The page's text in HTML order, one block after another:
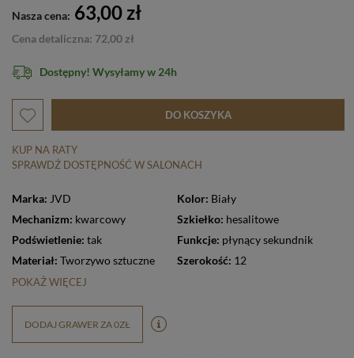
Nasza cena: 63,00 zł
Cena detaliczna: 72,00 zł
Dostępny! Wysyłamy w 24h
DO KOSZYKA
KUP NA RATY
SPRAWDŹ DOSTĘPNOŚĆ W SALONACH
Marka: JVD Kolor: Biały
Mechanizm: kwarcowy Szkiełko: hesalitowe
Podświetlenie: tak Funkcje: płynący sekundnik
Materiał: Tworzywo sztuczne Szerokość: 12
POKAŻ WIĘCEJ
DODAJ GRAWER ZA 0ZŁ